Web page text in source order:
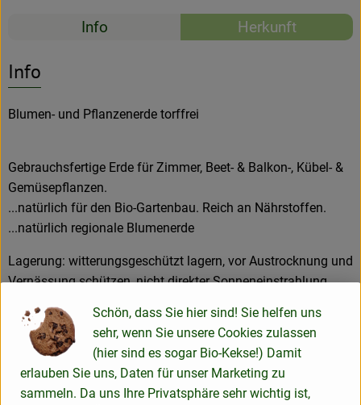
Bio-Kochboxen
Rezeptarchiv
Rezepte
Info Herkunft
Info
Blumen- und Pflanzenerde torffrei
Gebrauchsfertige Erde für Zimmer, Beet- & Balkon-, Kübel- &
Gemüsepflanzen.
...natürlich für den Bio-Gartenbau. Reich an Nährstoffen.
...natürlich regionale Blumenerde
Lagerung: witterungsgeschützt lagern, vor Austrocknung und
Vernässung schützen, nicht direkter Sonneneinstrahlung
Produktinformationen
Schön, dass Sie hier sind! Sie helfen uns
sehr, wenn Sie unsere Cookies zulassen
(hier sind es sogar Bio-Kekse!) Damit
erlauben Sie uns, Daten für unser Marketing zu
sammeln. Da uns Ihre Privatsphäre sehr wichtig ist,